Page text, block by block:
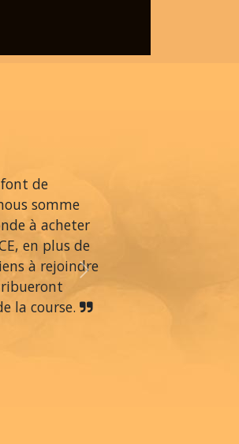
de
somme
à acheter
en plus de
à rejoindre
la course.
Next